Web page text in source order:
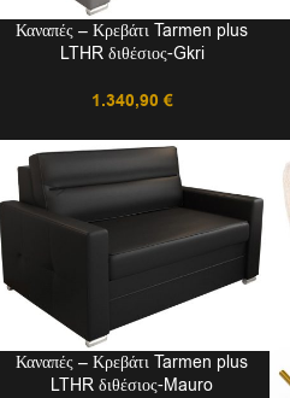
Καναπές – Κρεβάτι Tarmen plus
LTHR διθέσιος-Gkri
1.340,90 €
Καναπές – Κρεβάτι Tarmen plus
LTHR διθέσιος-Mauro